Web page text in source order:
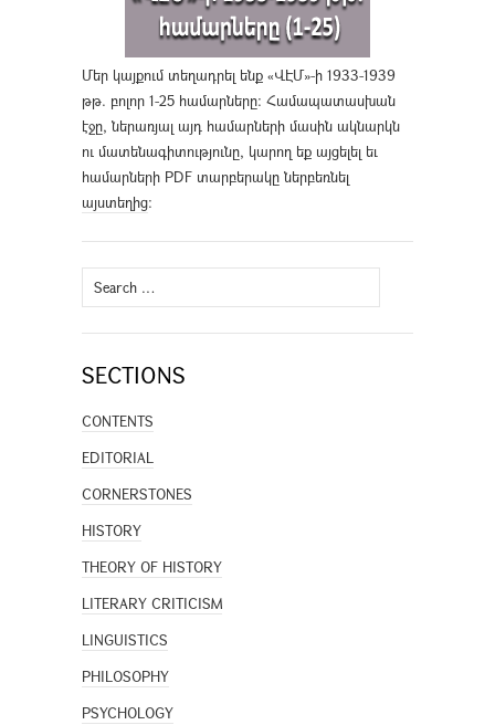
Մեր կայքում տեղադրել ենք «ՎԷՄ»-ի 1933-1939
թթ. բոլոր 1-25 համարները։ Համապատասխան
էջը, ներառյալ այդ համարների մասին ակնարկն
ու մատենագիտությունը, կարող եք այցելել եւ
համարների PDF տարբերակը ներբեռնել
այստեղից։
Search
for:
SECTIONS
CONTENTS
EDITORIAL
CORNERSTONES
HISTORY
THEORY OF HISTORY
LITERARY CRITICISM
LINGUISTICS
PHILOSOPHY
PSYCHOLOGY